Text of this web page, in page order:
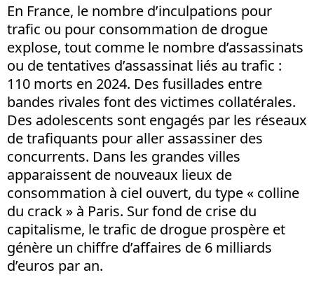
En France, le nombre d’inculpations pour
trafic ou pour consommation de drogue
explose, tout comme le nombre d’assassinats
ou de tentatives d’assassinat liés au trafic :
110 morts en 2024. Des fusillades entre
bandes rivales font des victimes collatérales.
Des adolescents sont engagés par les réseaux
de trafiquants pour aller assassiner des
concurrents. Dans les grandes villes
apparaissent de nouveaux lieux de
consommation à ciel ouvert, du type « colline
du crack » à Paris. Sur fond de crise du
capitalisme, le trafic de drogue prospère et
génère un chiffre d’affaires de 6 milliards
d’euros par an.